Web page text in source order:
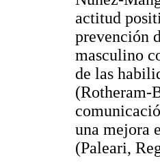
actitud
prevención
masculino
de las
(Rotheram-
una mejora
(Paleari,